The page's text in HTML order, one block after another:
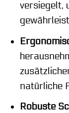
versiegelt,
natürliche
Robuste